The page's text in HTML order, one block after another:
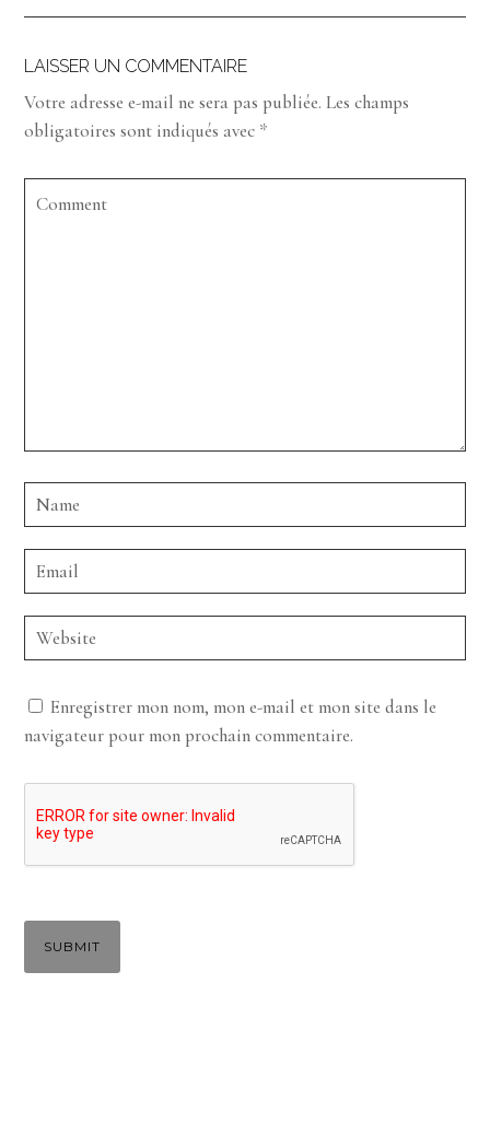
LAISSER UN COMMENTAIRE
Votre adresse e-mail ne sera pas publiée. Les champs
obligatoires sont indiqués avec *
Enregistrer mon nom, mon e-mail et mon site dans le
navigateur pour mon prochain commentaire.